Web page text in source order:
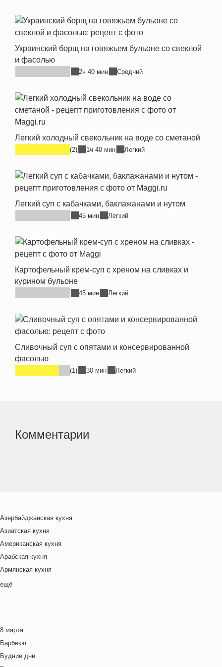
Украинский борщ на говяжьем бульоне со свеклой
и фасолью
2ч 40 мин Средний
Легкий холодный свекольник на воде со сметаной
(2) 1ч 40 мин Легкий
Легкий суп с кабачками, баклажанами и нутом
45 мин Легкий
Картофельный крем-суп с хреном на сливках и
курином бульоне
45 мин Легкий
Сливочный суп с опятами и консервированной
фасолью
(1) 30 мин Легкий
Комментарии
Азербайджанская кухня
Азиатская кухня
Американская кухня
Арабская кухня
Армянская кухня
Белорусская
Венгерская кухня
Греческая кухня
Грузинская кухня
ещё
8 марта
Барбекю
Будние дни